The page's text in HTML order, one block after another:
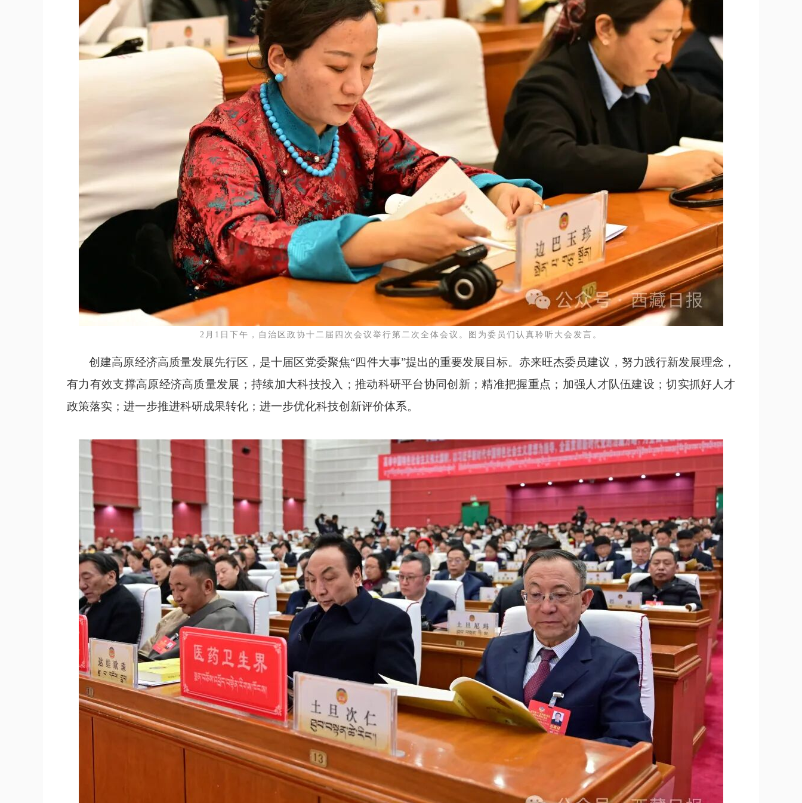
2月1日下午，自治区政协十二届四次会议举行第二次全体会议。图为委员们认真聆听大会发言。
创建高原经济高质量发展先行区，是十届区党委聚焦“四件大事”提出的重要发展目标。赤来旺杰委员建议，努力践行新发展理念，
有力有效支撑高原经济高质量发展；持续加大科技投入；推动科研平台协同创新；精准把握重点；加强人才队伍建设；切实抓好人才
政策落实；进一步推进科研成果转化；进一步优化科技创新评价体系。